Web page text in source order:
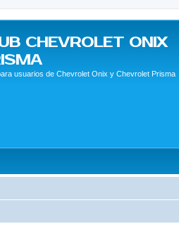
CHEVROLET ONIX
usuarios de Chevrolet Onix y Chevrolet Prisma